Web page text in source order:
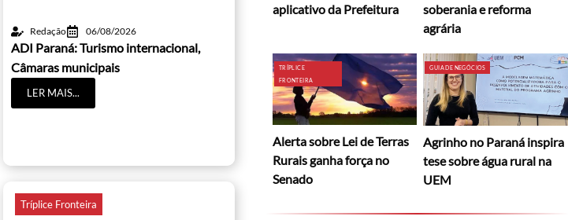
Redação 06/08/2026
ADI Paraná: Turismo internacional,
Câmaras municipais
LER MAIS...
Tríplice Fronteira
aplicativo da Prefeitura
soberania e reforma
agrária
TRÍPLICE
FRONTEIRA
Alerta sobre Lei de Terras
Rurais ganha força no
Senado
GUIA DE NEGÓCIOS
Agrinho no Paraná inspira
tese sobre água rural na
UEM